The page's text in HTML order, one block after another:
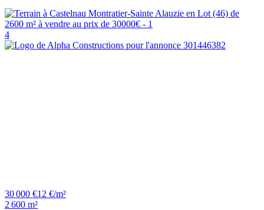
4
30 000 €12 €/m²
2 600 m²